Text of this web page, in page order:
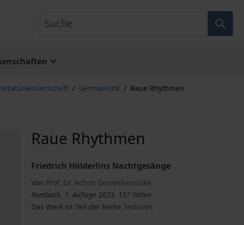
/ Germanistik / Raue Rhythmen
Raue Rhythmen
Friedrich Hölderlins Nachtgesänge
Von Prof. Dr. Achim Geisenhanslüke
Rombach, 1. Auflage 2023, 157 Seiten
Das Werk ist Teil der ReiheTexturen